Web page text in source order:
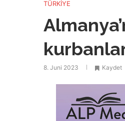
TÜRKİYE
8. Juni 2023 Kaydet